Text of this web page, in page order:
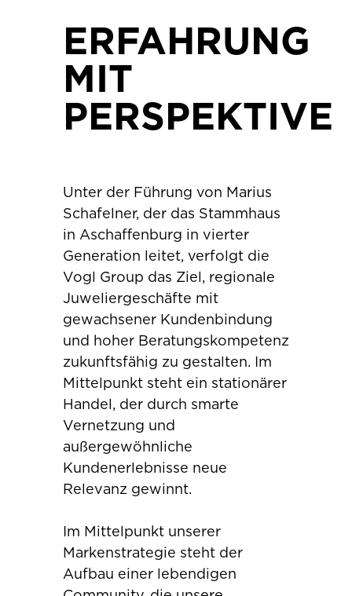
ERFAHRUNG
MIT
PERSPEKTIVE
Unter der Führung von Marius
Schafelner, der das Stammhaus
in Aschaffenburg in vierter
Generation leitet, verfolgt die
Vogl Group das Ziel, regionale
Juweliergeschäfte mit
gewachsener Kundenbindung
und hoher Beratungskompetenz
zukunftsfähig zu gestalten. Im
Mittelpunkt steht ein stationärer
Handel, der durch smarte
Vernetzung und
außergewöhnliche
Kundenerlebnisse neue
Relevanz gewinnt.
Im Mittelpunkt unserer
Markenstrategie steht der
Aufbau einer lebendigen